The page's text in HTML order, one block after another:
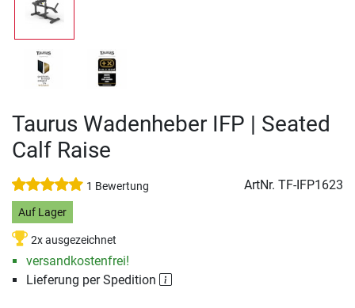
Taurus Wadenheber IFP | Seated
Calf Raise
1 Bewertung ArtNr. TF-IFP1623
Auf Lager
2x ausgezeichnet
versandkostenfrei!
Lieferung per Spedition